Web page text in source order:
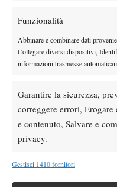
Funzionalità
Abbinare e combinare dati
Collegare diversi dispositivi,
informazioni trasmesse
Garantire la sicurezza,
correggere errori,
e contenuto, Salvare e
privacy.
Gestisci 1410 fornitori
Norrie
rimonta
News